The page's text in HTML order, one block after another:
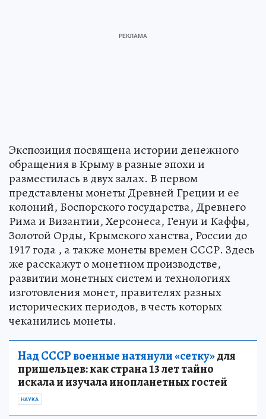
Экспозиция посвящена истории денежного
обращения в Крыму в разные эпохи и
разместилась в двух залах. В первом
представлены монеты Древней Греции и ее
колоний, Боспорского государства, Древнего
Рима и Византии, Херсонеса, Генуи и Каффы,
Золотой Орды, Крымского ханства, России до
1917 года , а также монеты времен СССР. Здесь
же расскажут о монетном производстве,
развитии монетных систем и технологиях
изготовления монет, правителях разных
исторических периодов, в честь которых
чеканились монеты.
Над СССР военные натянули «сетку»для
пришельцев: как страна 13 лет тайно
искала и изучала инопланетных гостей
НАУКА